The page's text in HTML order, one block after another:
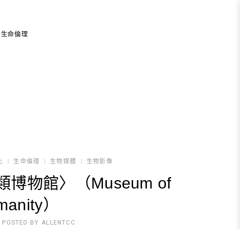
生命倫理
生命倫理 生物媒體 生物影像
博物館〉（Museum of
）
POSTED BY ALLENTCC